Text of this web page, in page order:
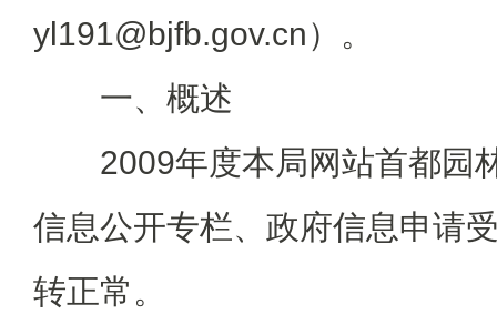
yl191@bjfb.gov.cn）。
一、概述
2009年度本局网站首都园
信息公开专栏、政府信息申请
转正常。